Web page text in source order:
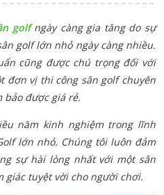
golfngày càng gia tăng do sự
golf lớn nhỏ ngày càng nhiều.
cũng được chú trọng đối với
đơn vị thi công sân golf chuyên
được giá rẻ.
năm kinh nghiệm trong lĩnh
lớn nhỏ. Chúng tôi luôn đảm
sự hài lòng nhất với một sân
giác tuyệt vời cho người chơi.